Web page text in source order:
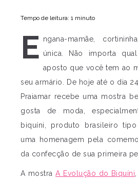
Tempo de leitura: 1 minuto
E ngana-mamãe,
única. Não importa
aposto que você tem ao
seu armário. De hoje até o dia
Praiamar recebe uma mostra
gosta de moda,
biquíni, produto brasileiro tipo
uma homenagem pela
da confecção de sua primeira
A mostraA Evolução do Biquíni